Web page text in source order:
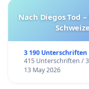
Nach Diegos Tod
3 190 Unterschriften
415 Unterschriften /
13 May 2026